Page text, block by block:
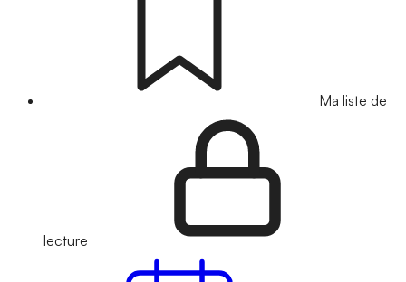
Ma liste de
lecture